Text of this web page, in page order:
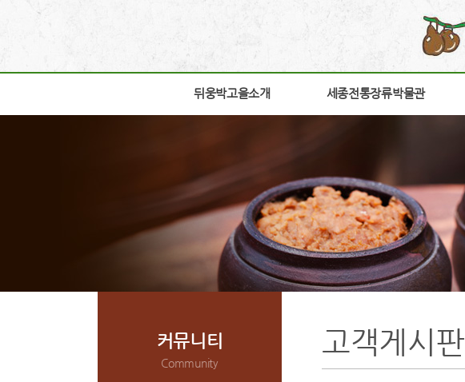
뒤웅박고을소개 세종전통장류박물관
뒤웅박고을소개 세종전통장류박물관
뒤웅박웹툰
찾아오시는길
학술연구
자료실
열린공간
커뮤니티
Community
고객게시판